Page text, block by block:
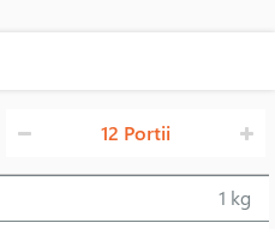
12 Portii
1 kg